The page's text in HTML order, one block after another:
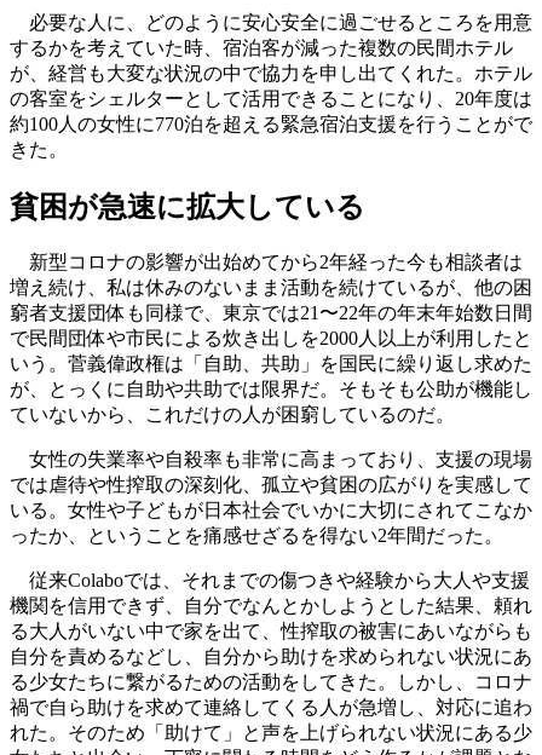
必要な人に、どのように安心安全に過ごせるところを用意
するかを考えていた時、宿泊客が減った複数の民間ホテル
が、経営も大変な状況の中で協力を申し出てくれた。ホテル
の客室をシェルターとして活用できることになり、20年度は
約100人の女性に770泊を超える緊急宿泊支援を行うことがで
きた。
貧困が急速に拡大している
新型コロナの影響が出始めてから2年経った今も相談者は
増え続け、私は休みのないまま活動を続けているが、他の困
窮者支援団体も同様で、東京では21〜22年の年末年始数日間
で民間団体や市民による炊き出しを2000人以上が利用したと
いう。菅義偉政権は「自助、共助」を国民に繰り返し求めた
が、とっくに自助や共助では限界だ。そもそも公助が機能し
ていないから、これだけの人が困窮しているのだ。
女性の失業率や自殺率も非常に高まっており、支援の現場
では虐待や性搾取の深刻化、孤立や貧困の広がりを実感して
いる。女性や子どもが日本社会でいかに大切にされてこなか
ったか、ということを痛感せざるを得ない2年間だった。
従来Colaboでは、それまでの傷つきや経験から大人や支援
機関を信用できず、自分でなんとかしようとした結果、頼れ
る大人がいない中で家を出て、性搾取の被害にあいながらも
自分を責めるなどし、自分から助けを求められない状況にあ
る少女たちに繋がるための活動をしてきた。しかし、コロナ
禍で自ら助けを求めて連絡してくる人が急増し、対応に追わ
れた。そのため「助けて」と声を上げられない状況にある少